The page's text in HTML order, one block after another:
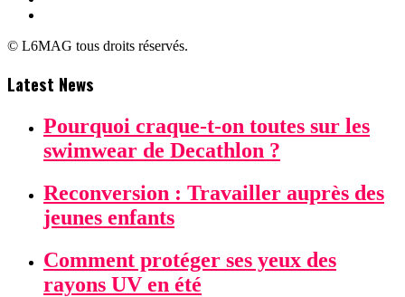
© L6MAG tous droits réservés.
Latest News
Pourquoi craque-t-on toutes sur les
swimwear de Decathlon ?
Reconversion : Travailler auprès des
jeunes enfants
Comment protéger ses yeux des
rayons UV en été